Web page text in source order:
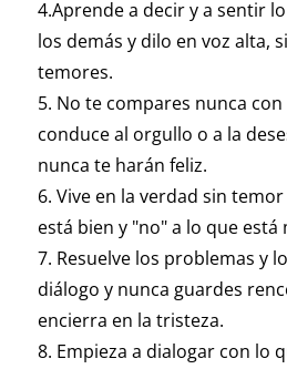
4.Aprende a decir y a sentir
los demás y dilo en voz alta,
temores.
5. No te compares nunca
conduce al orgullo o a la
nunca te harán feliz.
6. Vive en la verdad sin temor
está bien y "no" a lo que está
7. Resuelve los problemas y
diálogo y nunca guardes
encierra en la tristeza.
8. Empieza a dialogar con lo